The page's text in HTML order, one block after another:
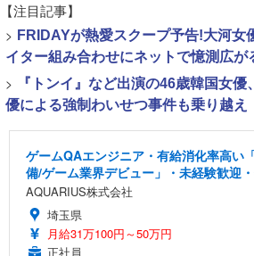
【注目記事】
> FRIDAYが熱愛スクープ予告!大河女
イター組み合わせにネットで憶測広が
>
『トンイ』など出演の46歳韓国女
優による強制わいせつ事件も乗り越え
ゲームQAエンジニア・有給消化率高い
備/ゲーム業界デビュー」・未経験歓迎
AQUARIUS株式会社
埼玉県
月給31万100円～50万円
正社員